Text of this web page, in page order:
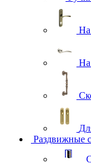
На
На
Раздвижные